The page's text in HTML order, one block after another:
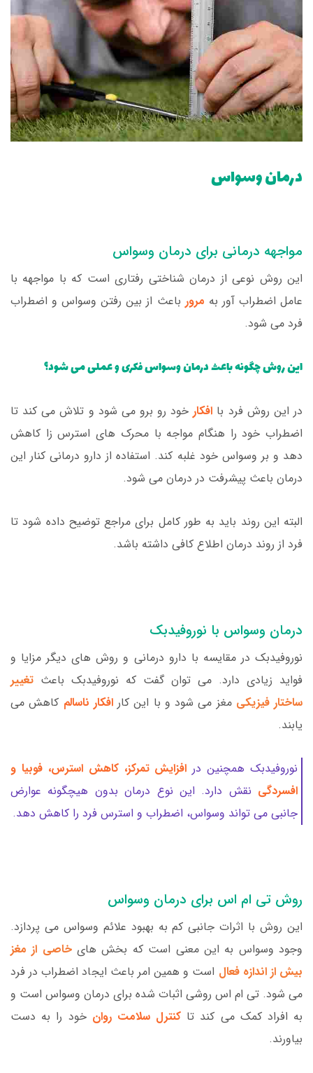
درمان وسواس
مواجهه درمانی برای درمان وسواس
این روش نوعی از درمان شناختی رفتاری است که با مواجهه با
عامل اضطراب آور به مرور باعث از بین رفتن وسواس و اضطراب
فرد می شود.
این روش چگونه باعث درمان وسواس فکری و عملی می شود؟
در این روش فرد با افکار خود رو برو می شود و تلاش می کند تا
اضطراب خود را هنگام مواجه با محرک های استرس زا کاهش
دهد و بر وسواس خود غلبه کند. استفاده از دارو درمانی کنار این
درمان باعث پیشرفت در درمان می شود.
البته این روند باید به طور کامل برای مراجع توضیح داده شود تا
فرد از روند درمان اطلاع کافی داشته باشد.
درمان وسواس با نوروفیدبک
نوروفیدبک در مقایسه با دارو درمانی و روش های دیگر مزایا و
فواید زیادی دارد. می توان گفت که نوروفیدبک باعث تغییر
ساختار فیزیکی مغز می شود و با این کارافکار ناسالم کاهش می
یابند.
نوروفیدبک همچنین در افزایش تمرکز، کاهش استرس، فوبیا و
افسردگی نقش دارد. این نوع درمان بدون هیچگونه عوارض
جانبی می تواند وسواس، اضطراب و استرس فرد را کاهش دهد.
روش تی ام اس برای درمان وسواس
این روش با اثرات جانبی کم به بهبود علائم وسواس می پردازد.
وجود وسواس به این معنی است که بخش هایخاصی از مغز
بیش از اندازه فعال است و همین امر باعث ایجاد اضطراب در فرد
می شود. تی ام اس روشی اثبات شده برای درمان وسواس است و
به افراد کمک می کند تا کنترل سلامت روان خود را به دست
بیاورند.